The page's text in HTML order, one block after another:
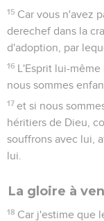
15 Car vous n'avez
derechef dans la
d'adoption, par
16 L'Esprit lui-
nous sommes
17 et si nous
héritiers de Dieu,
souffrons avec lui,
lui.
La gloire à
18 Car j'estime que